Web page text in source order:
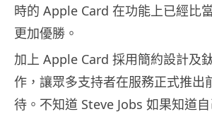
時的 Apple Card 在功能上已經比
更加優勝。
加上 Apple Card 採用簡約設計及
作，讓眾多支持者在服務正式推出
待。不知道 Steve Jobs 如果知道